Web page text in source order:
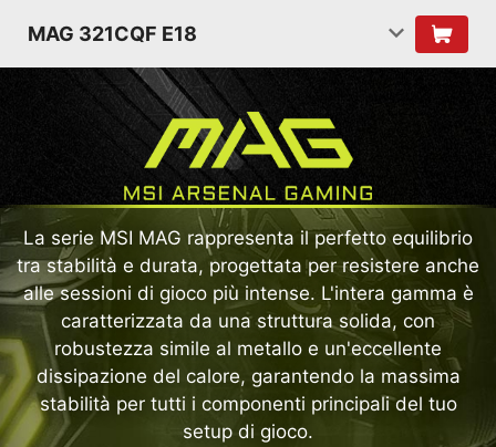
MAG 321CQF E18
La serie MSI MAG rappresenta il perfetto equilibrio
tra stabilità e durata, progettata per resistere anche
alle sessioni di gioco più intense. L'intera gamma è
caratterizzata da una struttura solida, con
robustezza simile al metallo e un'eccellente
dissipazione del calore, garantendo la massima
stabilità per tutti i componenti principali del tuo
setup di gioco.